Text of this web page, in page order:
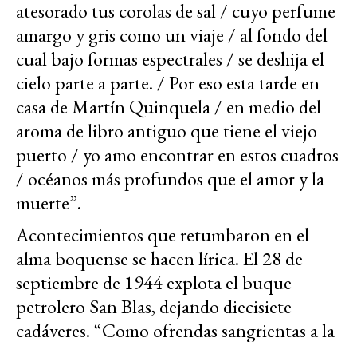
atesorado tus corolas de sal / cuyo perfume
amargo y gris como un viaje / al fondo del
cual bajo formas espectrales / se deshija el
cielo parte a parte. / Por eso esta tarde en
casa de Martín Quinquela / en medio del
aroma de libro antiguo que tiene el viejo
puerto / yo amo encontrar en estos cuadros
/ océanos más profundos que el amor y la
muerte”.
Acontecimientos que retumbaron en el
alma boquense se hacen lírica. El 28 de
septiembre de 1944 explota el buque
petrolero San Blas, dejando diecisiete
cadáveres. “Como ofrendas sangrientas a la